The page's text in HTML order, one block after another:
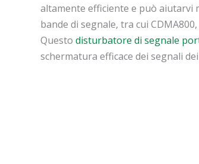
altamente efficiente e può aiutarvi
bande di segnale, tra cui CDMA800,
Questo disturbatore di segnale
schermatura efficace dei segnali